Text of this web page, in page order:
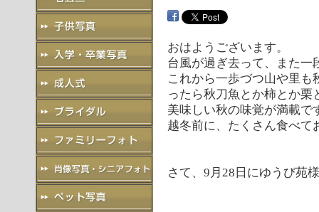
おはようございます。
台風が過ぎ去って、また一
これから一歩づつ山や里
ったら秋刀魚とか柿とか栗
美味しい秋の味覚が満載で
越冬前に、たくさん食べて
さて、9月28日にゆうび苑